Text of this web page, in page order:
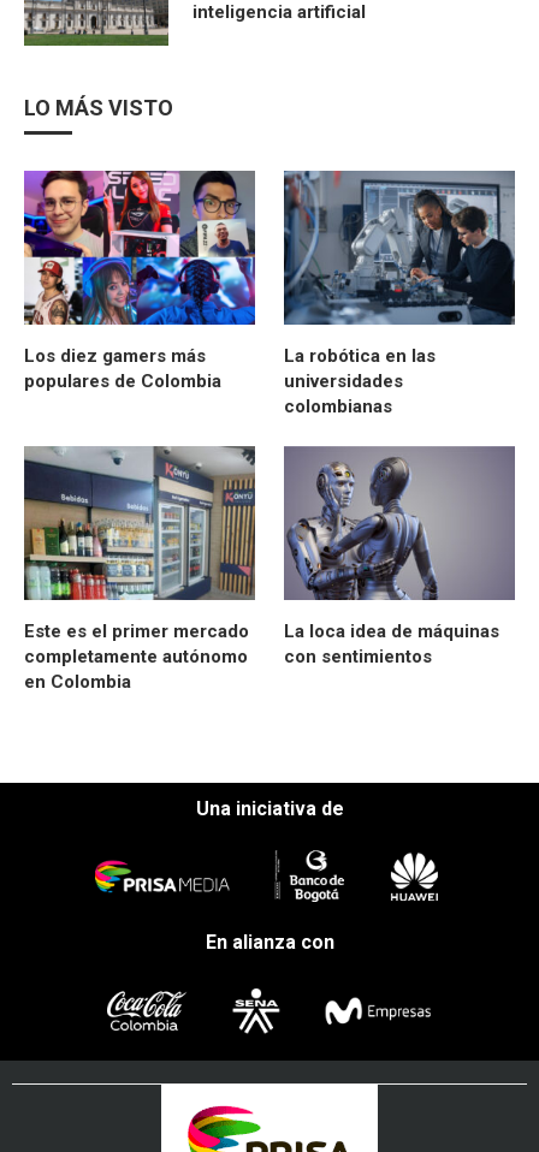
inteligencia artificial
LO MÁS VISTO
Los diez gamers más
populares de Colombia
La robótica en las
universidades
colombianas
Este es el primer mercado
completamente autónomo
en Colombia
La loca idea de máquinas
con sentimientos
Una iniciativa de
En alianza con